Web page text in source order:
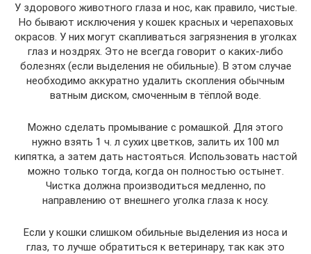
У здорового животного глаза и нос, как правило, чистые.
Но бывают исключения у кошек красных и черепаховых
окрасов. У них могут скапливаться загрязнения в уголках
глаз и ноздрях. Это не всегда говорит о каких-либо
болезнях (если выделения не обильные). В этом случае
необходимо аккуратно удалить скопления обычным
ватным диском, смоченным в тёплой воде.
Можно сделать промывание с ромашкой. Для этого
нужно взять 1 ч. л сухих цветков, залить их 100 мл
кипятка, а затем дать настояться. Использовать настой
можно только тогда, когда он полностью остынет.
Чистка должна производиться медленно, по
направлению от внешнего уголка глаза к носу.
Если у кошки слишком обильные выделения из носа и
глаз, то лучше обратиться к ветеринару, так как это